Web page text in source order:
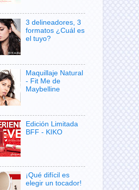
3 delineadores, 3
formatos ¿Cuál es
el tuyo?
Maquillaje Natural
- Fit Me de
Maybelline
Edición Limitada
BFF - KIKO
¡Qué difícil es
elegir un tocador!